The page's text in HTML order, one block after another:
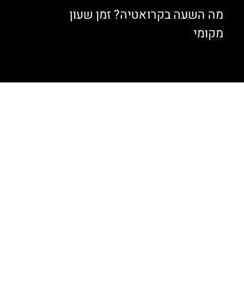
מה השעה בקרואטיה? זמן שעון
מקומי